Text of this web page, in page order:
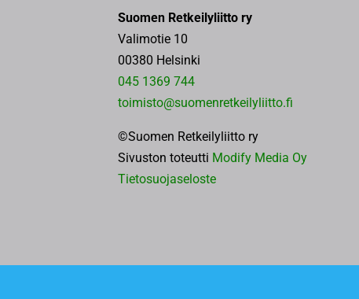
Suomen Retkeilyliitto ry
Valimotie 10
00380 Helsinki
045 1369 744
toimisto@suomenretkeilyliitto.fi
©Suomen Retkeilyliitto ry
Sivuston toteutti Modify Media Oy
Tietosuojaseloste